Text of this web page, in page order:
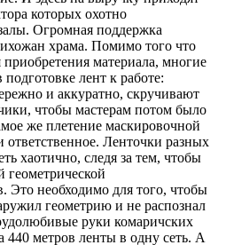
которых охотно
Огромная поддержка
храма. Помимо того что
материала, многие
лент к работе:
и аккуратно, скручивают
чтобы мастерам потом было
же плетение маскировочной
ответственное. Ленточки разных
хаотично, следя за тем, чтобы
геометрической
Это необходимо для того, чтобы
геометрию и не распознал
руки комаричских
440 метров ленты в одну сеть. А